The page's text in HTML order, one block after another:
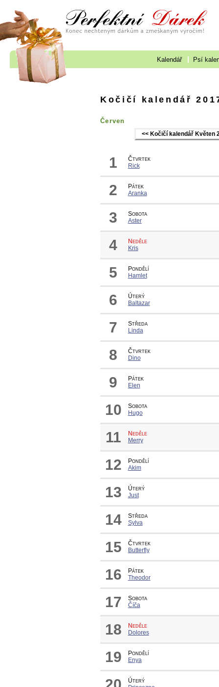
Kalendář Psí
Kočičí kalendář
Červen
<< Kočičí kalendář Květen
1
Čtvrtek
Rick
2
Pátek
Aranka
3
Sobota
Aster
4
Neděle
Kris
5
Pondělí
Hamlet
6
Úterý
Baltazar
7
Středa
Linda
8
Čtvrtek
Dino
9
Pátek
Elen
10
Sobota
Hugo
11
Neděle
Merry
12
Pondělí
Akim
13
Úterý
Just
14
Středa
Sylva
15
Čtvrtek
Butterfly
16
Pátek
Theodor
17
Sobota
Číča
18
Neděle
Dolores
19
Pondělí
Enya
Úterý